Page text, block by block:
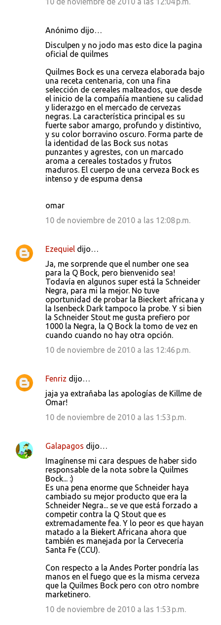
Anónimo dijo…
Disculpen y no jodo mas esto dice la pagina
oficial de quilmes
Quilmes Bock es una cerveza elaborada bajo
una receta centenaria, con una fina
selección de cereales malteados, que desde
el inicio de la compañía mantiene su calidad
y liderazgo en el mercado de cervezas
negras. La característica principal es su
fuerte sabor amargo, profundo y distintivo,
y su color borravino oscuro. Forma parte de
la identidad de las Bock sus notas
punzantes y agrestes, con un marcado
aroma a cereales tostados y frutos
maduros. El cuerpo de una cerveza Bock es
intenso y de espuma densa
omar
10 de noviembre de 2010 a las 12:08 p.m.
Ezequiel dijo…
Ja, me sorprende que el number one sea
para la Q Bock, pero bienvenido sea!
Todavía en algunos super está la Schneider
Negra, para mi la mejor. No tuve
oportunidad de probar la Bieckert africana y
la Isenbeck Dark tampoco la probe. Y si bien
la Schneider Stout me gusta prefiero por
1000 la Negra, la Q Bock la tomo de vez en
cuando cuando no hay otra opción.
10 de noviembre de 2010 a las 12:46 p.m.
Fenriz dijo…
jaja ya extrañaba las apologías de Killme de
Omar!
10 de noviembre de 2010 a las 1:53 p.m.
Galapagos dijo…
Imagínense mi cara despues de haber sido
responsable de la nota sobre la Quilmes
Bock... :)
Es una pena enorme que Schneider haya
cambiado su mejor producto que era la
Schneider Negra... se ve que está forzado a
competir contra la Q Stout que es
extremadamente fea. Y lo peor es que hayan
matado a la Biekert Africana ahora que
también es manejada por la Cervecería
Santa Fe (CCU).
Con respecto a la Andes Porter pondría las
manos en el fuego que es la misma cerveza
que la Quilmes Bock pero con otro nombre
marketinero.
10 de noviembre de 2010 a las 1:53 p.m.